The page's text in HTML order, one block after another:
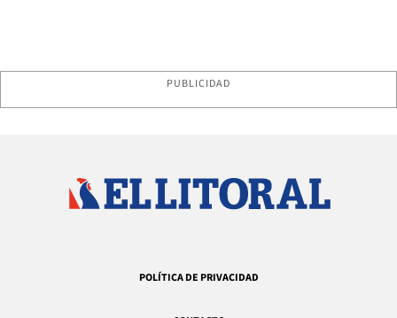
PUBLICIDAD
POLÍTICA DE PRIVACIDAD